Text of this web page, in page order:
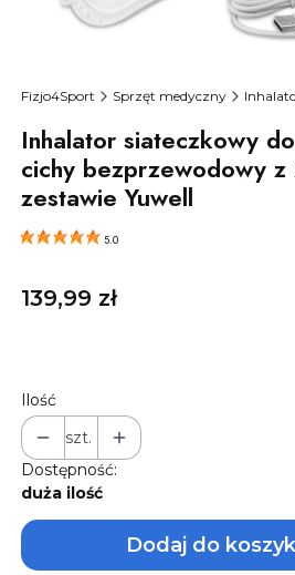
Fizjo4Sport Sprzęt medyczny
Inhalator siateczkowy
cichy bezprzewodowy z
zestawie Yuwell
5.0
Cena
139,99 zł
Ilość
szt.
Dostępność:
duża ilość
Dodaj do